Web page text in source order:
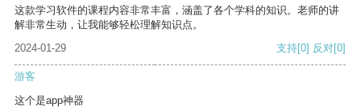
这款学习软件的课程内容非常丰富，涵盖了各个学科的知识。老师的讲
解非常生动，让我能够轻松理解知识点。
2024-01-29
支持[0] 反对[0]
游客
这个是app神器